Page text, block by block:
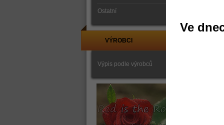
Ostatní
VÝROBCI
Výpis podle výrobců
Ve